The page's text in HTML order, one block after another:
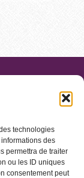
technologies
des
permettra de traiter
ou les ID uniques
consentement peut